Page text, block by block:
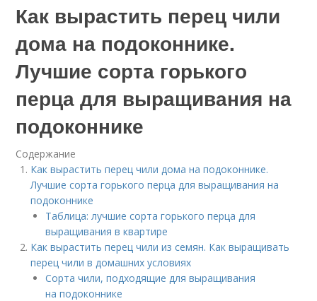
Как вырастить перец чили
дома на подоконнике.
Лучшие сорта горького
перца для выращивания на
подоконнике
Содержание
Как вырастить перец чили дома на подоконнике.
Лучшие сорта горького перца для выращивания на
подоконнике
Таблица: лучшие сорта горького перца для
выращивания в квартире
Как вырастить перец чили из семян. Как выращивать
перец чили в домашних условиях
Сорта чили, подходящие для выращивания
на подоконнике